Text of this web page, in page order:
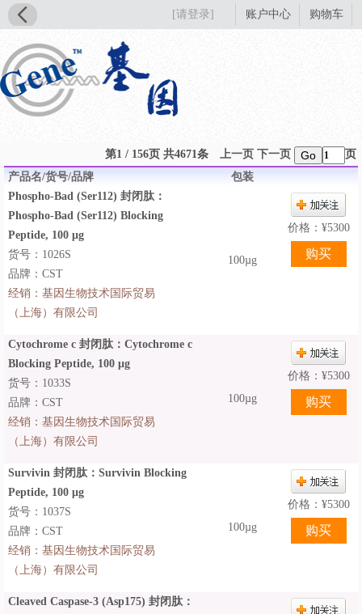
[请登录] 账户中心 购物车
第1 / 156页 共4671条 上一页 下一页 Go
页
产品名/货号/品牌
包装
Phospho-Bad (Ser112) 封闭肽：
Phospho-Bad (Ser112) Blocking
Peptide, 100 μg
100µg
价格： ¥5300
货号：1026S
品牌：CST
经销： 基因生物技术国际贸易
（上海）有限公司
Cytochrome c 封闭肽：Cytochrome c
Blocking Peptide, 100 μg
100µg
价格： ¥5300
货号：1033S
品牌：CST
经销： 基因生物技术国际贸易
（上海）有限公司
Survivin 封闭肽：Survivin Blocking
Peptide, 100 μg
100µg
价格： ¥5300
货号：1037S
品牌：CST
经销： 基因生物技术国际贸易
（上海）有限公司
Cleaved Caspase-3 (Asp175) 封闭肽：